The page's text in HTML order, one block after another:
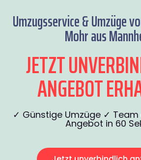
Umzugsservice & Umzüge
Mohr aus
JETZT
ANGEBOT
✓ Günstige Umzüge ✓ Team
Angebot in 60